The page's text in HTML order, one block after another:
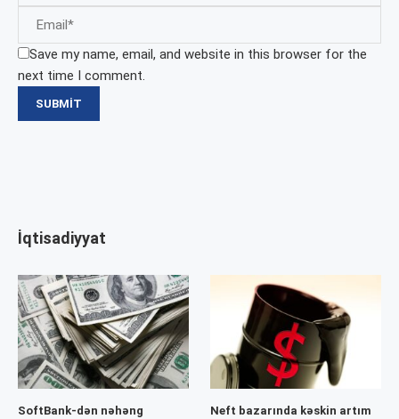
Save my name, email, and website in this browser for the
next time I comment.
İqtisadiyyat
SoftBank-dən nəhəng
Neft bazarında kəskin artım